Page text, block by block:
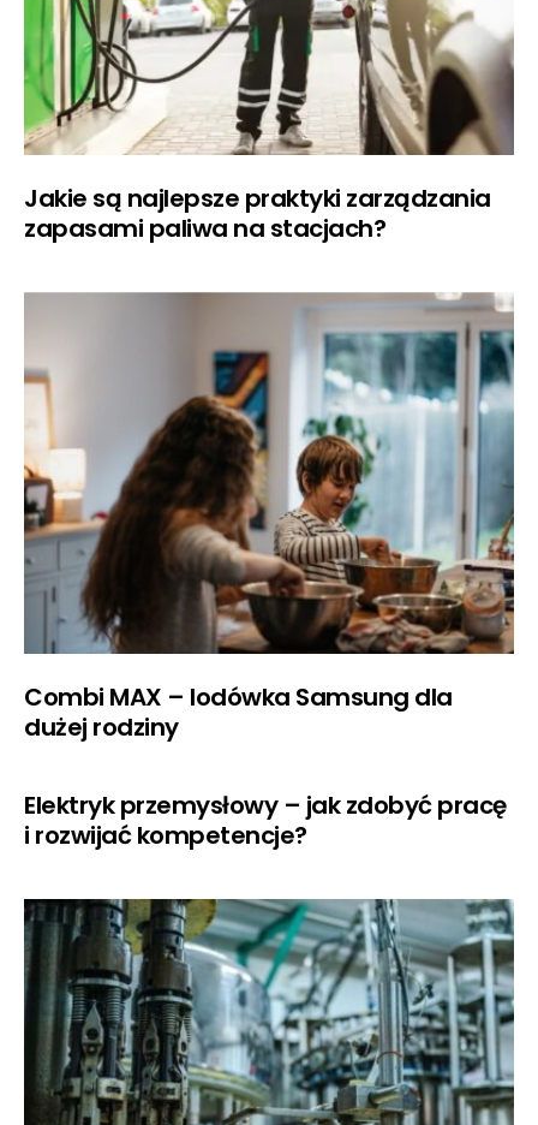
Jakie są najlepsze praktyki zarządzania
zapasami paliwa na stacjach?
Combi MAX – lodówka Samsung dla
dużej rodziny
Elektryk przemysłowy – jak zdobyć pracę
i rozwijać kompetencje?